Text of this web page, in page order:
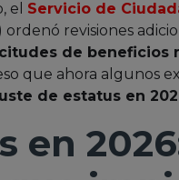
el Servicio de
ordenó revisiones
de beneficios
que ahora algunos
de estatus en
en